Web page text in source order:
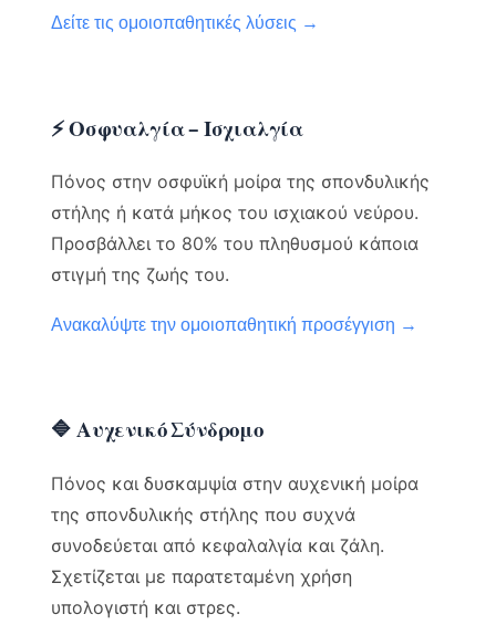
Δείτε τις ομοιοπαθητικές λύσεις →
⚡ Οσφυαλγία – Ισχιαλγία
Πόνος στην οσφυϊκή μοίρα της σπονδυλικής
στήλης ή κατά μήκος του ισχιακού νεύρου.
Προσβάλλει το 80% του πληθυσμού κάποια
στιγμή της ζωής του.
Ανακαλύψτε την ομοιοπαθητική προσέγγιση →
🔷 Αυχενικό Σύνδρομο
Πόνος και δυσκαμψία στην αυχενική μοίρα
της σπονδυλικής στήλης που συχνά
συνοδεύεται από κεφαλαλγία και ζάλη.
Σχετίζεται με παρατεταμένη χρήση
υπολογιστή και στρες.